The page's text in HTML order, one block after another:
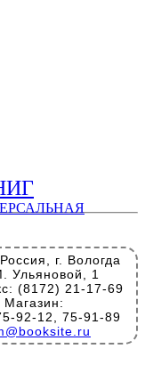
г. Вологда
Ульяновой, 1
(8172) 21-17-69
Магазин:
92-12, 75-91-89